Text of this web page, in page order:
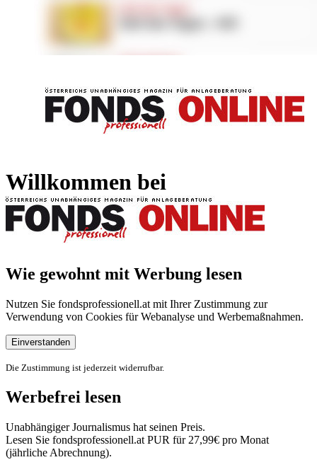
Willkommen bei
Wie gewohnt mit Werbung lesen
Nutzen Sie fondsprofessionell.at mit Ihrer Zustimmung zur
Verwendung von Cookies für Webanalyse und Werbemaßnahmen.
Einverstanden
Die Zustimmung ist jederzeit widerrufbar.
Werbefrei lesen
Unabhängiger Journalismus hat seinen Preis.
Lesen Sie fondsprofessionell.at PUR für 27,99€ pro Monat
(jährliche Abrechnung).